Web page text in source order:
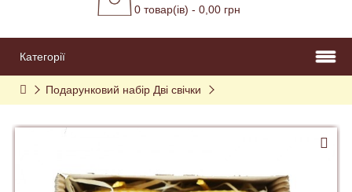
0 товар(ів) - 0,00 грн
Категорії
Подарунковий набір Дві свічки